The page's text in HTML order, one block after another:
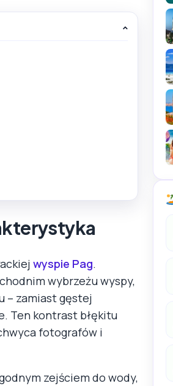
wyspie Pag.
wybrzeżu wyspy,
– zamiast gęstej
Ten kontrast błękitu
fotografów i
zejściem do wody,